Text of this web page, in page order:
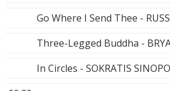
Go Where I Send Thee -
Three-Legged Buddha -
In Circles - SOKRATIS